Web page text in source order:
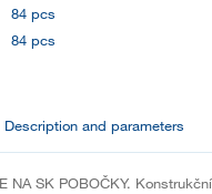
84 pcs
84 pcs
Description and parameters
NA SK POBOČKY.